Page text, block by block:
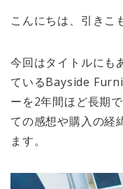
こんにちは、引きこ
今回はタイトルにも
ているBayside
ーを2年間ほど長期
ての感想や購入の経
ます。